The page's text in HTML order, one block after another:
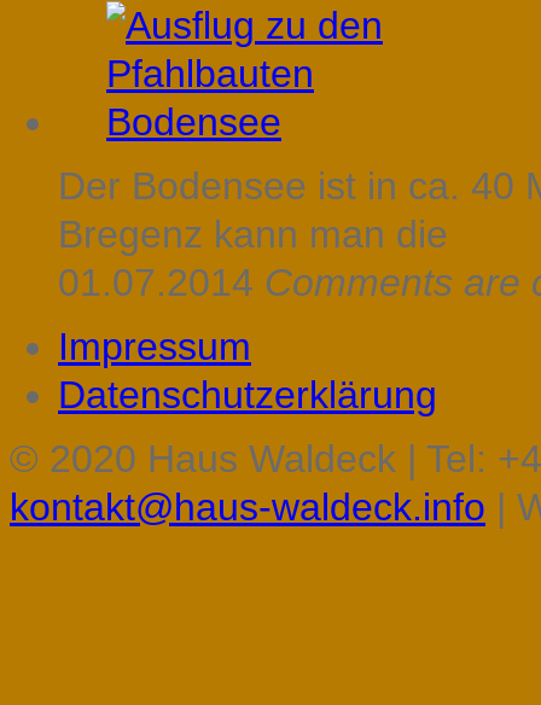
Der Bodensee ist in ca. 40
Bregenz kann man die
01.07.2014 Comments are
Impressum
Datenschutzerklärung
© 2020 Haus Waldeck | Tel:
kontakt@haus-waldeck.info |